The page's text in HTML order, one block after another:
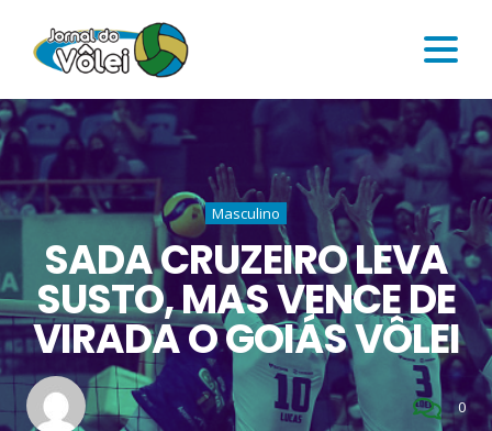
Masculino
SADA CRUZEIRO LEVA
SUSTO, MAS VENCE DE
VIRADA O GOIÁS VÔLEI
0